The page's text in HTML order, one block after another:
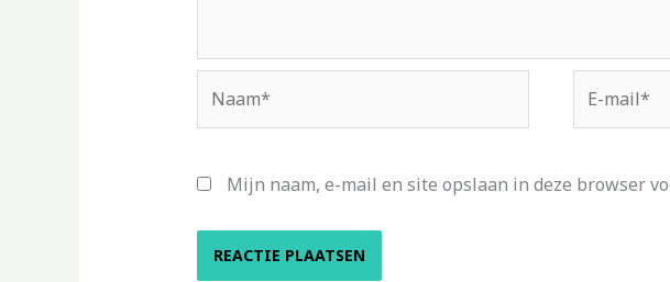
mail*
Mijn naam, e-mail en site opslaan in deze browser